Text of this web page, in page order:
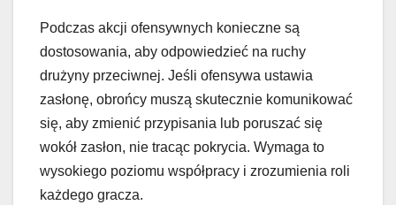
Podczas akcji ofensywnych konieczne są
dostosowania, aby odpowiedzieć na ruchy
drużyny przeciwnej. Jeśli ofensywa ustawia
zasłonę, obrońcy muszą skutecznie komunikować
się, aby zmienić przypisania lub poruszać się
wokół zasłon, nie tracąc pokrycia. Wymaga to
wysokiego poziomu współpracy i zrozumienia roli
każdego gracza.